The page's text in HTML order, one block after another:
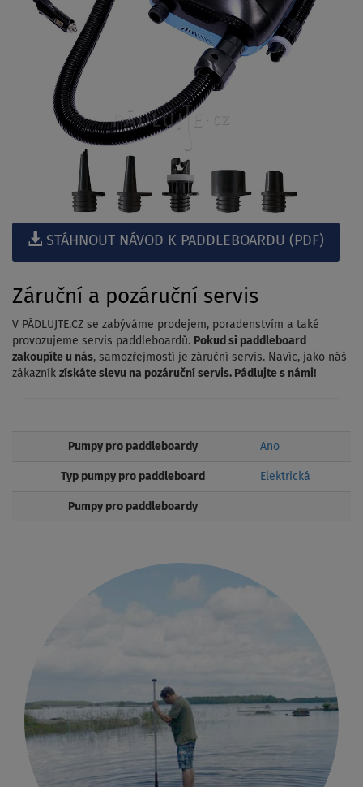
STÁHNOUT NÁVOD K PADDLEBOARDU (PDF)
Záruční a pozáruční servis
V PÁDLUJTE.CZ se zabýváme prodejem, poradenstvím a také
provozujeme servis paddleboardů. Pokud si paddleboard
zakoupíte u nás, samozřejmostí je záruční servis. Navíc, jako náš
zákazník získáte slevu na pozáruční servis. Pádlujte s námi!
Pumpy pro paddleboardy Ano
Typ pumpy pro paddleboard Elektrická
Pumpy pro paddleboardy